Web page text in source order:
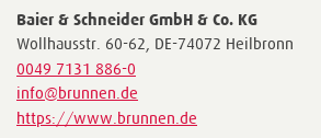
Baier & Schneider GmbH & Co. KG
Wollhausstr. 60-62, DE-74072 Heilbronn
0049 7131 886-0
info@brunnen.de
https://www.brunnen.de